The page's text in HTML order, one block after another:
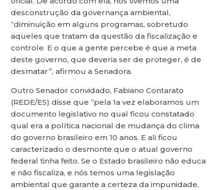
desconstrução da governança ambiental,
“diminuição em alguns programas, sobretudo
aqueles que tratam da questão da fiscalização e
controle. E o que a gente percebe é que a meta
deste governo, que deveria ser de proteger, é de
desmatar”, afirmou a Senadora.
Outro Senador convidado, Fabiano Contarato
(REDE/ES) disse que “pela 1a vez elaboramos um
documento legislativo no qual ficou constatado
qual era a política nacional de mudança do clima
do governo brasileiro em 10 anos. E ali ficou
caracterizado o desmonte que o atual governo
federal tinha feito. Se o Estado brasileiro não educa
e não fiscaliza, e nós temos uma legislação
ambiental que garante a certeza da impunidade,